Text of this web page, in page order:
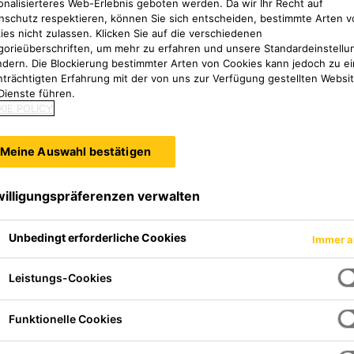
gewährleistet den sicheren
Forbach
Web-Erlebnis geboten werden. Da wir Ihr Recht auf
respektieren, können Sie sich entscheiden, bestimmte Arten
nicht zulassen. Klicken Sie auf die verschiedenen
um mehr zu erfahren und unsere
Die Blockierung bestimmter Arten von Cookies kann jedoch zu
Erfahrung mit der von uns zur Verfügung gestellten
führen.
POLICY
Meine Auswahl bestätigen
verwalten
Unbedingt erforderliche Cookies Immer
Leistungs-Cookies
Funktionelle Cookies